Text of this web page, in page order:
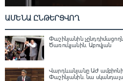
ԱՄԵՆԱ ԸՆԹԵՐՑՎՈՂ
Փաշինյանին
Ծառուկյանին. Աբովյան
Վարդևանյանը ԱԺ
Փաշինյանին․ նա